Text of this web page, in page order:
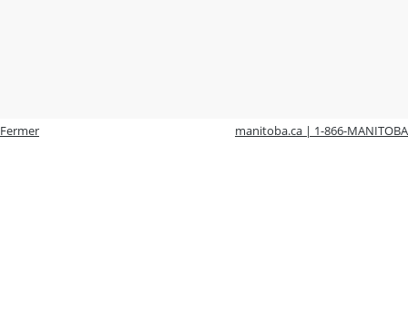
Fermer manitoba.ca | 1-866-MANITOBA